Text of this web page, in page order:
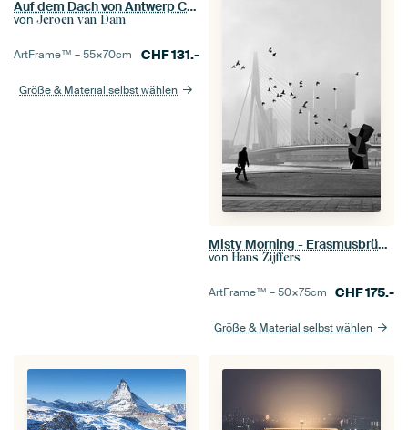
Auf dem Dach von Antwerp Central
von Jeroen van Dam
ArtFrame™ –55×70cm CHF131.-
Größe & Material selbst wählen
Misty Morning - Erasmusbrücke im Nebel
von Hans Zijffers
ArtFrame™ –50×75cm CHF175.-
Größe & Material selbst wählen